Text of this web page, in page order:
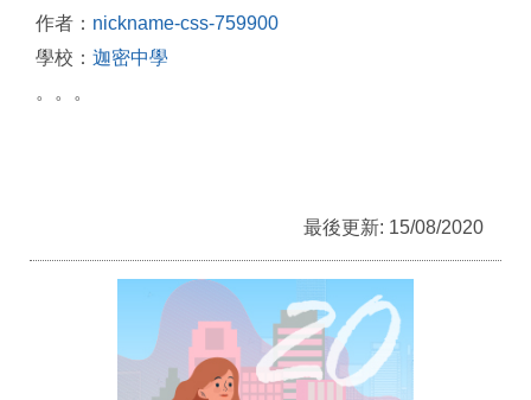
作者： nickname-css-759900
學校： 迦密中學
。。。
最後更新: 15/08/2020